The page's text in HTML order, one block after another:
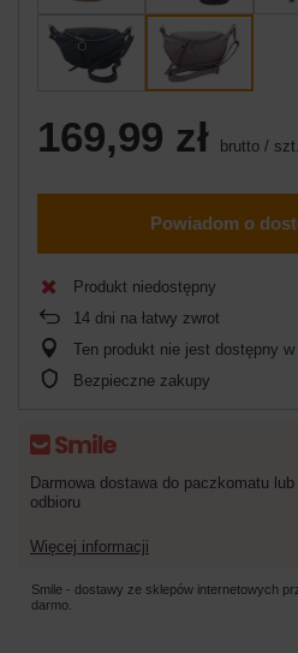
169,99 zł brutto / szt.
Powiadom o
Produkt niedostępny
14 dni na łatwy zwrot
Ten produkt nie jest dostępny
Bezpieczne zakupy
Darmowa dostawa do paczkomatu lub
odbioru
Więcej informacji
Smile - dostawy ze sklepów internetowych
darmo.